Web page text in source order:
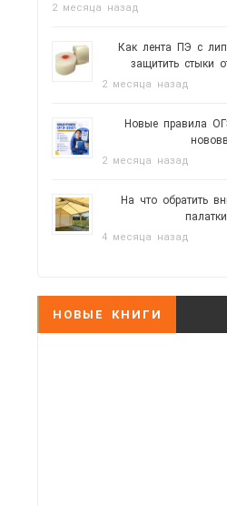
2 месяца назад
Как лента ПЭ с
защитить стыки
2 месяца назад
Новые правила
2 месяца назад
На что обратить
4 месяца назад
НОВЫЕ КНИГИ